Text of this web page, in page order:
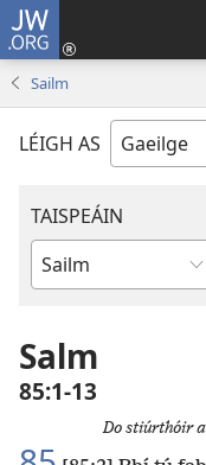
JW.ORG
Sailm
LÉIGH AS
TAISPEÁIN
Leabhar
Salm
85:1-13
Do stiúrthóir